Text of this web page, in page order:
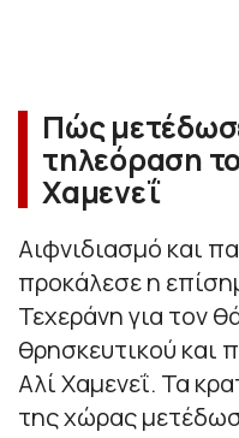
Πώς
τηλεόραση
Χαμενεΐ
Αιφνιδιασμό και
προκάλεσε η
Τεχεράνη για τον
θρησκευτικού και
Αλί Χαμενεΐ. Τα
της χώρας